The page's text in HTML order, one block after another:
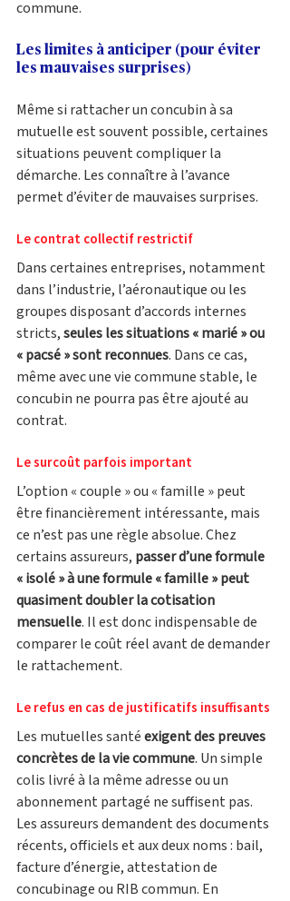
commune.
Les limites à anticiper (pour éviter
les mauvaises surprises)
Même si rattacher un concubin à sa
mutuelle est souvent possible, certaines
situations peuvent compliquer la
démarche. Les connaître à l’avance
permet d’éviter de mauvaises surprises.
Le contrat collectif restrictif
Dans certaines entreprises, notamment
dans l’industrie, l’aéronautique ou les
groupes disposant d’accords internes
stricts, seules les situations « marié » ou
« pacsé » sont reconnues. Dans ce cas,
même avec une vie commune stable, le
concubin ne pourra pas être ajouté au
contrat.
Le surcoût parfois important
L’option « couple » ou « famille » peut
être financièrement intéressante, mais
ce n’est pas une règle absolue. Chez
certains assureurs, passer d’une formule
« isolé » à une formule « famille » peut
quasiment doubler la cotisation
mensuelle. Il est donc indispensable de
comparer le coût réel avant de demander
le rattachement.
Le refus en cas de justificatifs insuffisants
Les mutuelles santé exigent des preuves
concrètes de la vie commune. Un simple
colis livré à la même adresse ou un
abonnement partagé ne suffisent pas.
Les assureurs demandent des documents
récents, officiels et aux deux noms : bail,
facture d’énergie, attestation de
concubinage ou RIB commun. En